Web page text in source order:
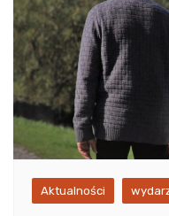
Aktualności